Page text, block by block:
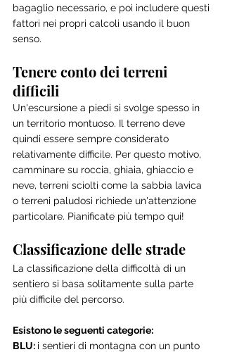
bagaglio necessario, e poi includere questi
fattori nei propri calcoli usando il buon
senso.
Tenere conto dei terreni
difficili
Un'escursione a piedi si svolge spesso in
un territorio montuoso. Il terreno deve
quindi essere sempre considerato
relativamente difficile. Per questo motivo,
camminare su roccia, ghiaia, ghiaccio e
neve, terreni sciolti come la sabbia lavica
o terreni paludosi richiede un'attenzione
particolare. Pianificate più tempo qui!
Classificazione delle strade
La classificazione della difficoltà di un
sentiero si basa solitamente sulla parte
più difficile del percorso.
Esistono le seguenti categorie:
BLU: i sentieri di montagna con un punto